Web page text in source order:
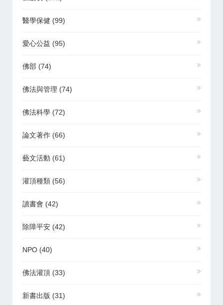
醫學保健 (99)
愛心公益 (95)
佛部 (74)
佛法與管理 (74)
佛法科學 (72)
論文著作 (66)
藝文活動 (61)
灌頂種類 (56)
讀書會 (42)
除障平安 (42)
NPO (40)
佛法灌頂 (33)
新書出版 (31)